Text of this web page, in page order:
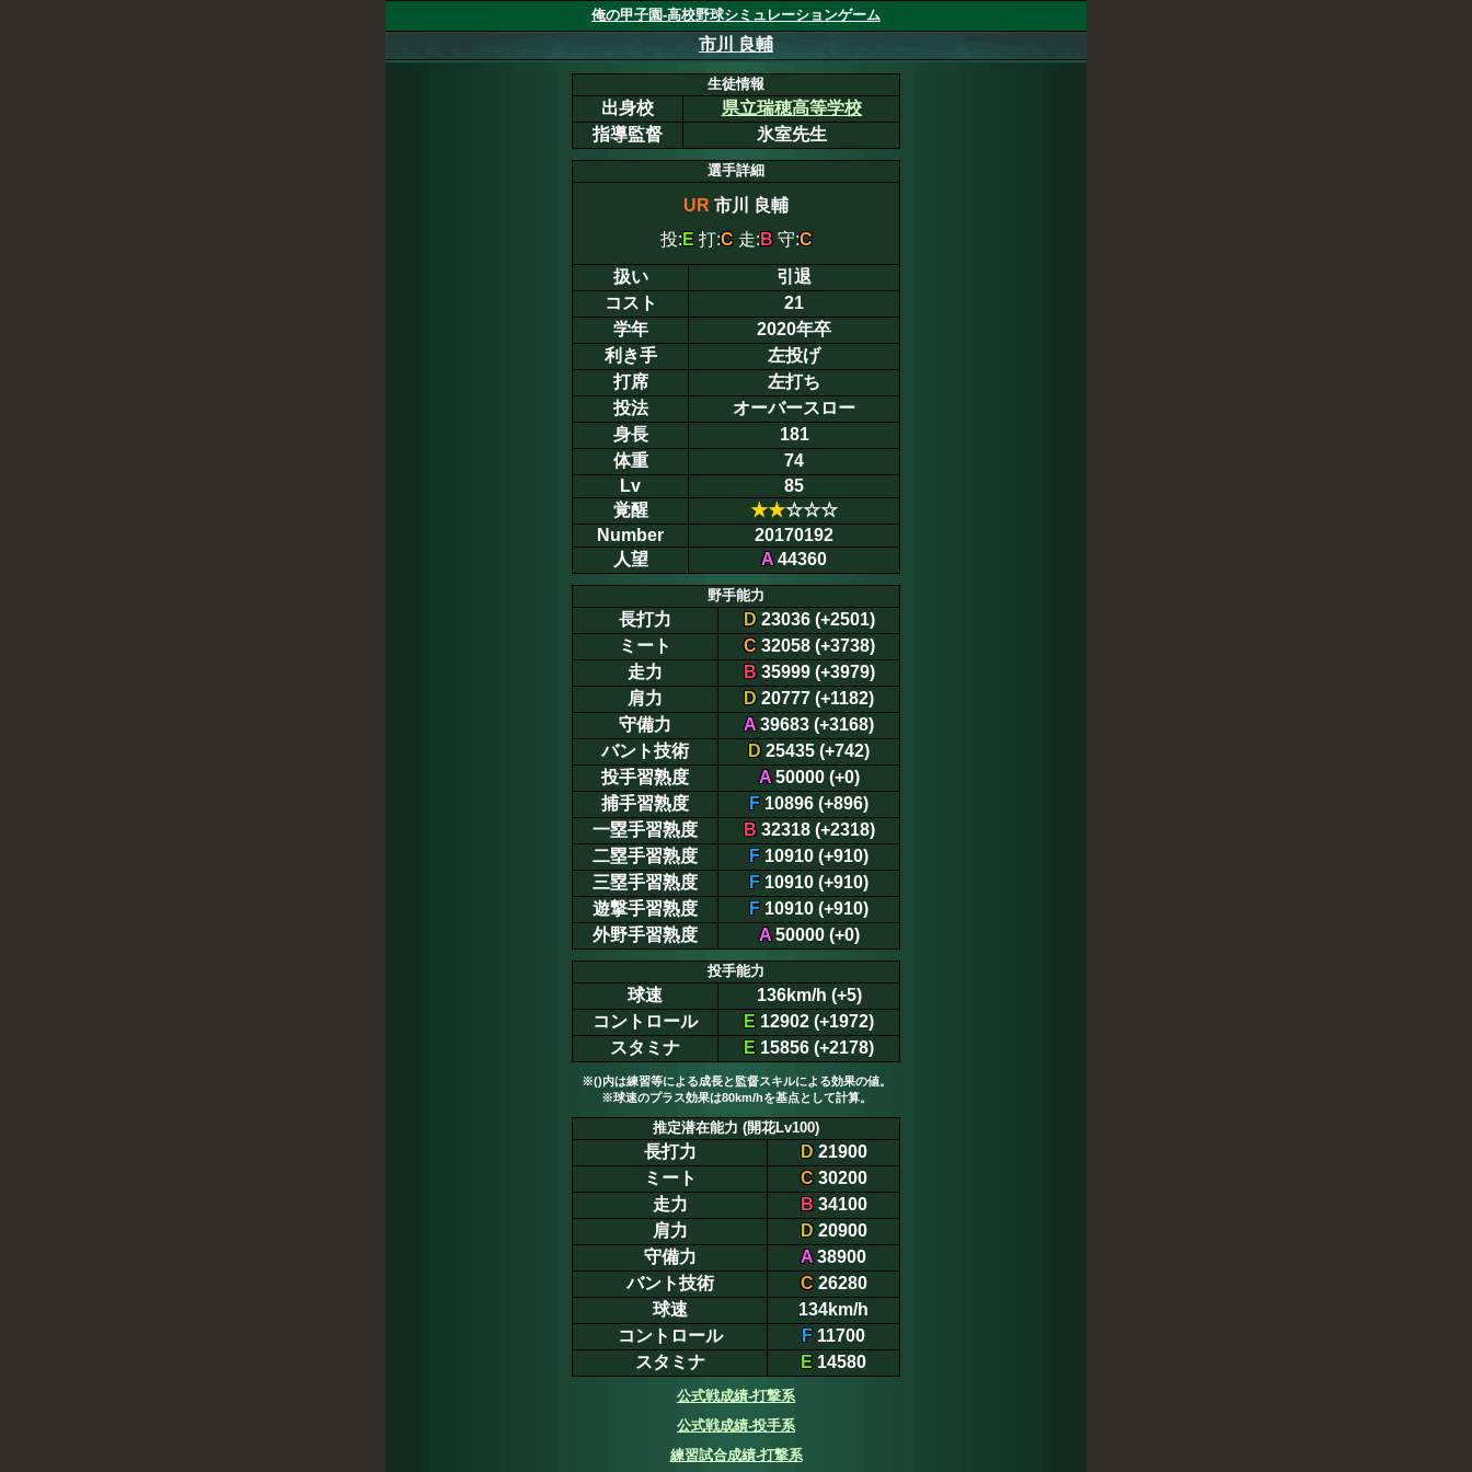
俺の甲子園-高校野球シミュレーションゲーム
市川 良輔
生徒情報
出身校
県立瑞穂高等学校
指導監督
氷室先生
選手詳細
UR 市川 良輔
投: E打:C走: B守:C
扱い
引退
コスト
21
学年
2020年卒
利き手
左投げ
打席
左打ち
投法
オーバースロー
身長
181
体重
74
Lv
85
覚醒
★★☆☆☆
Number
20170192
人望
A44360
野手能力
長打力 D23036 (+2501)
ミート
C32058 (+3738)
走力
B35999 (+3979)
肩力
D 20777 (+1182)
守備力
A39683 (+3168)
バント技術
D 25435 (+742)
投手習熟度
A50000 (+0)
捕手習熟度
F 10896 (+896)
一塁手習熟度
B32318 (+2318)
二塁手習熟度
F 10910 (+910)
三塁手習熟度
F 10910 (+910)
遊撃手習熟度
F 10910 (+910)
外野手習熟度
A50000 (+0)
投手能力
球速
136km/h (+5)
コントロール
E 12902 (+1972)
スタミナ
E 15856 (+2178)
※()内は練習等による成長と監督スキルによる効果の値。
※球速のプラス効果は80km/hを基点として計算。
推定潜在能力 (開花Lv100)
長打力 D21900
ミート
C30200
走力
B34100
肩力
D20900
守備力
A38900
バント技術
C26280
球速
134km/h
コントロール
F 11700
スタミナ
E 14580
公式戦成績-打撃系
公式戦成績-投手系
練習試合成績-打撃系